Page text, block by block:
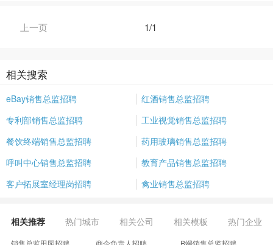
上一页 1/1
相关搜索
eBay销售总监招聘
红酒销售总监招聘
专利部销售总监招聘
工业视觉销售总监招聘
餐饮终端销售总监招聘
药用玻璃销售总监招聘
呼叫中心销售总监招聘
教育产品销售总监招聘
客户拓展室经理岗招聘
禽业销售总监招聘
相关推荐 热门城市 相关公司 相关模板 热门企业
销售总监田园招聘 商企负责人招聘 B端销售总监招聘